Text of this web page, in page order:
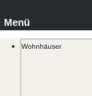
Wohnhäuser